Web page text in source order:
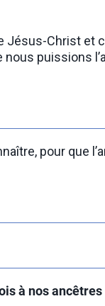
Jésus-Christ et
puissions
pour que
à nos